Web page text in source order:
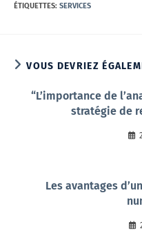
ÉTIQUETTES: SERVICES
VOUS DEVRIEZ
“L’importance de
stratégie de
Les avantages